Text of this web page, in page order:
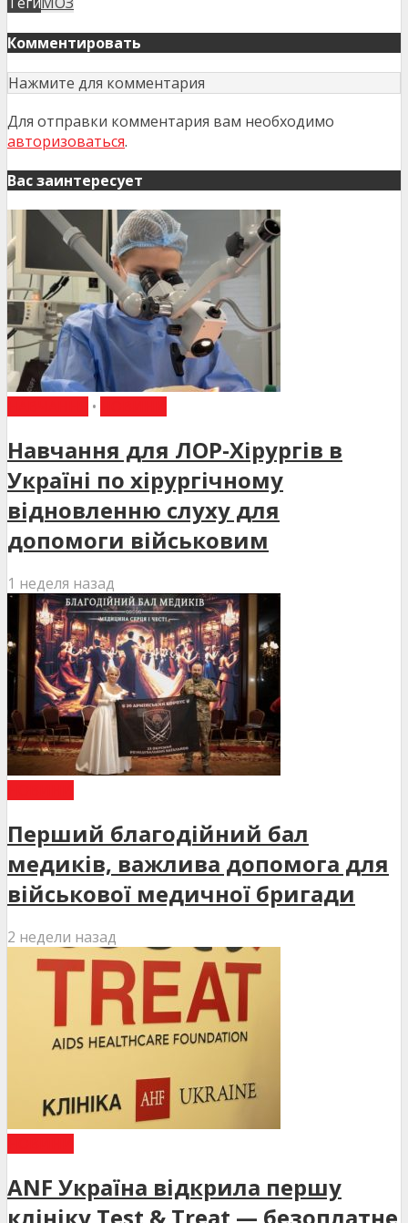
Комментировать
Нажмите для комментария
Для отправки комментария вам необходимо
авторизоваться.
Вас заинтересует
•
Навчання для ЛОР-Хірургів в
Україні по хірургічному
відновленню слуху для
допомоги військовим
1 неделя назад
Перший благодійний бал
медиків, важлива допомога для
військової медичної бригади
2 недели назад
ANF Україна відкрила першу
клініку Test & Treat — безоплатне